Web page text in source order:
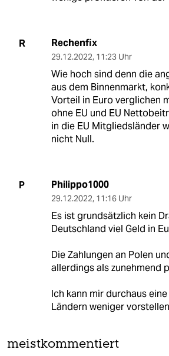
R Rechenfix
29.12.2022, 11:23 Uhr
Wie hoch sind denn die
aus dem Binnenmarkt,
Vorteil in Euro verglichen
ohne EU und EU
in die EU Mitgliedsländer
nicht Null.
P Philippo1000
29.12.2022, 11:16 Uhr
Es ist grundsätzlich kein
Deutschland viel Geld in
Die Zahlungen an Polen
allerdings als zunehmend
Ich kann mir durchaus
Ländern weniger
meistkommentiert